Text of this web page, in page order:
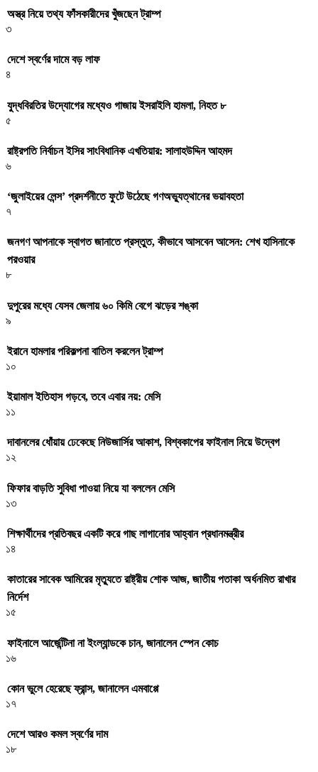
অস্ত্র নিয়ে তথ্য ফাঁসকারীদের খুঁজছেন ট্রাম্প
৩
দেশে স্বর্ণের দামে বড় লাফ
৪
যুদ্ধবিরতির উদ্যোগের মধ্যেও গাজায় ইসরাইলি হামলা, নিহত ৮
৫
রাষ্ট্রপতি নির্বাচন ইসির সাংবিধানিক এখতিয়ার: সালাহউদ্দিন আহমদ
৬
‘জুলাইয়ের লেন্স’ প্রদর্শনীতে ফুটে উঠেছে গণঅভ্যুত্থানের ভয়াবহতা
৭
জনগণ আপনাকে স্বাগত জানাতে প্রস্তুত, কীভাবে আসবেন আসেন: শেখ হাসিনাকে
পরওয়ার
৮
দুপুরের মধ্যে যেসব জেলায় ৬০ কিমি বেগে ঝড়ের শঙ্কা
৯
ইরানে হামলার পরিকল্পনা বাতিল করলেন ট্রাম্প
১০
ইয়ামাল ইতিহাস গড়বে, তবে এবার নয়: মেসি
১১
দাবানলের ধোঁয়ায় ঢেকেছে নিউজার্সির আকাশ, বিশ্বকাপের ফাইনাল নিয়ে উদ্বেগ
১২
ফিফার বাড়তি সুবিধা পাওয়া নিয়ে যা বললেন মেসি
১৩
শিক্ষার্থীদের প্রতিবছর একটি করে গাছ লাগানোর আহ্বান প্রধানমন্ত্রীর
১৪
কাতারের সাবেক আমিরের মৃত্যুতে রাষ্ট্রীয় শোক আজ, জাতীয় পতাকা অর্ধনমিত রাখার
নির্দেশ
১৫
ফাইনালে আর্জেন্টিনা না ইংল্যান্ডকে চান, জানালেন স্পেন কোচ
১৬
কোন ভুলে হেরেছে ফ্রান্স, জানালেন এমবাপ্পে
১৭
দেশে আরও কমল স্বর্ণের দাম
১৮